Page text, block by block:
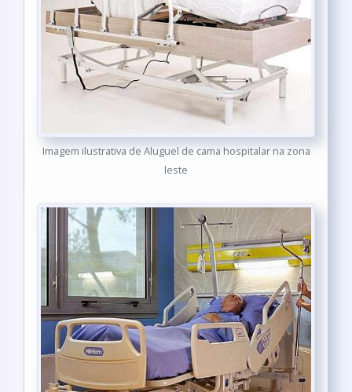
Imagem ilustrativa de Aluguel de cama hospitalar na zona
leste